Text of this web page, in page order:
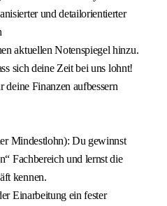
und detailorientierter
aktuellen Notenspiegel hinzu.
sich deine Zeit bei uns lohnt!
deine Finanzen aufbessern
Mindestlohn): Du gewinnst
Fachbereich und lernst die
kennen.
Einarbeitung ein fester